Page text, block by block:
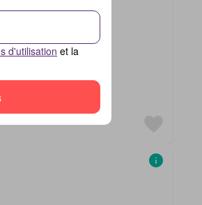
d'utilisation et la